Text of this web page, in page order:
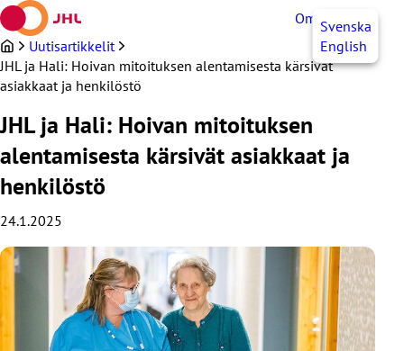
Siirry
sisältöön
OmaJHLSvenska
English
Uutisartikkelit
JHL ja Hali: Hoivan mitoituksen alentamisesta kärsivät
asiakkaat ja henkilöstö
JHL ja Hali: Hoivan mitoituksen
alentamisesta kärsivät asiakkaat ja
henkilöstö
24.1.2025